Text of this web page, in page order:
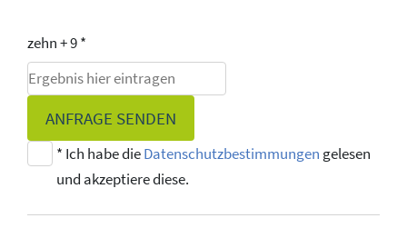
zehn + 9 *
ANFRAGE SENDEN
* Ich habe dieDatenschutzbestimmungen gelesen
und akzeptiere diese.